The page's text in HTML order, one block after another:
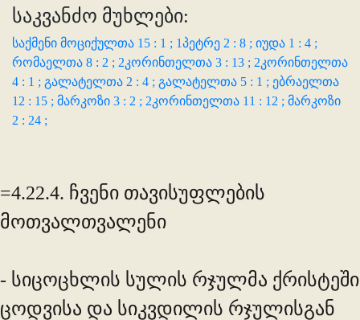
საკვანძო მუხლები:
საქმენი მოციქულთა 15 : 1 ; 1პეტრე 2 : 8 ; იუდა 1 : 4 ;
რომაელთა 8 : 2 ; 2კორინთელთა 3 : 13 ; 2კორინთელთა
4 : 1 ; გალატელთა 2 : 4 ; გალატელთა 5 : 1 ; ებრაელთა
12 : 15 ; მარკოზი 3 : 2 ; 2კორინთელთა 11 : 12 ; მარკოზი
2 : 24 ;
=4.22.4. ჩვენი თავისუფლების
მოთვალთვალენი
- სიცოცხლის სულის რჯულმა ქრისტეში
ცოდვისა და სიკვდილის რჯულისგან